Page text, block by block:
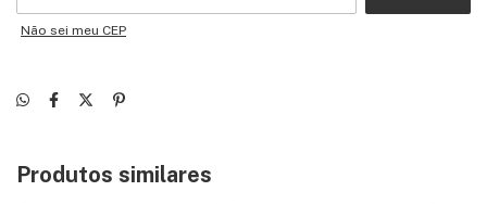
Não sei meu CEP
Produtos similares